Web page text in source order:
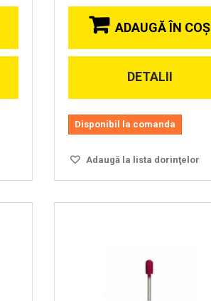
ADAUGĂ ÎN COŞ
DETALII
Disponibil la comanda
Adaugă la lista dorinţelor
Vizionare